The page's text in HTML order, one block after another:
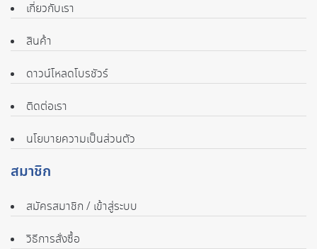
เกี่ยวกับเรา
สินค้า
ดาวน์โหลดโบรชัวร์
ติดต่อเรา
นโยบายความเป็นส่วนตัว
สมาชิก
สมัครสมาชิก / เข้าสู่ระบบ
วิธีการสั่งซื้อ